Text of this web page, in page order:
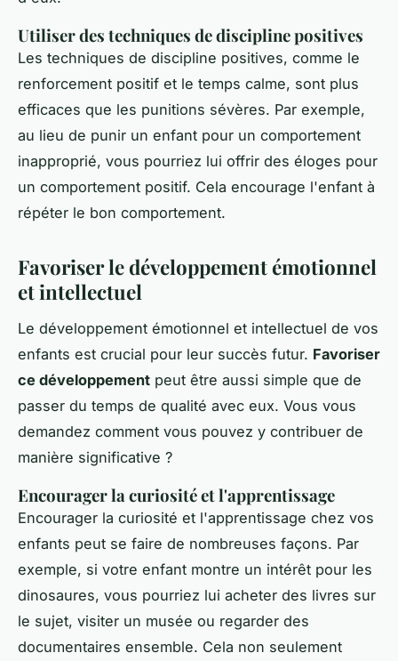
Utiliser des techniques de discipline positives
Les techniques de discipline positives, comme le
renforcement positif et le temps calme, sont plus
efficaces que les punitions sévères. Par exemple,
au lieu de punir un enfant pour un comportement
inapproprié, vous pourriez lui offrir des éloges pour
un comportement positif. Cela encourage l'enfant à
répéter le bon comportement.
Favoriser le développement émotionnel
et intellectuel
Le développement émotionnel et intellectuel de vos
enfants est crucial pour leur succès futur. Favoriser
ce développement peut être aussi simple que de
passer du temps de qualité avec eux. Vous vous
demandez comment vous pouvez y contribuer de
manière significative ?
Encourager la curiosité et l'apprentissage
Encourager la curiosité et l'apprentissage chez vos
enfants peut se faire de nombreuses façons. Par
exemple, si votre enfant montre un intérêt pour les
dinosaures, vous pourriez lui acheter des livres sur
le sujet, visiter un musée ou regarder des
documentaires ensemble. Cela non seulement